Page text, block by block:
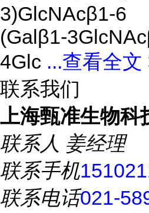
3)GlcNAcβ1-6
(Galβ1-
4Glc ...查看全文
联系我们
上海甄准生物科
联系人 姜经理
联系手机
联系电话021-